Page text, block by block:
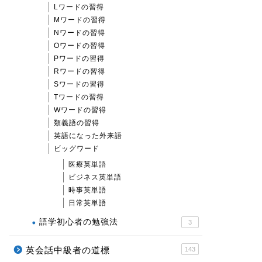
Lワードの習得
Mワードの習得
Nワードの習得
Oワードの習得
Pワードの習得
Rワードの習得
Sワードの習得
Tワードの習得
Wワードの習得
類義語の習得
英語になった外来語
ビッグワード
医療英単語
ビジネス英単語
時事英単語
日常英単語
語学初心者の勉強法 3
英会話中級者の道標 143